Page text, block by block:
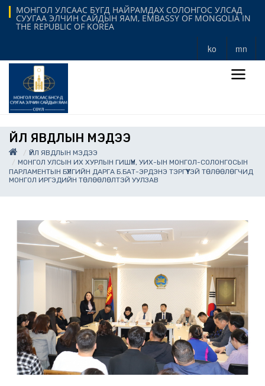
МОНГОЛ УЛСААС БҮГД НАЙРАМДАХ СОЛОНГОС УЛСАД
СУУГАА ЭЛЧИН САЙДЫН ЯАМ, EMBASSY OF MONGOLIA IN
THE REPUBLIC OF KOREA
ko mn
ҮЙЛ ЯВДЛЫН МЭДЭЭ
ҮЙЛ ЯВДЛЫН МЭДЭЭ
МОНГОЛ УЛСЫН ИХ ХУРЛЫН ГИШҮҮН, УИХ-ЫН МОНГОЛ-СОЛОНГОСЫН
ПАРЛАМЕНТЫН БҮЛГИЙН ДАРГА Б.БАТ-ЭРДЭНЭ ТЭРГҮҮТЭЙ ТӨЛӨӨЛӨГЧИД
МОНГОЛ ИРГЭДИЙН ТӨЛӨӨЛӨЛТЭЙ УУЛЗАВ